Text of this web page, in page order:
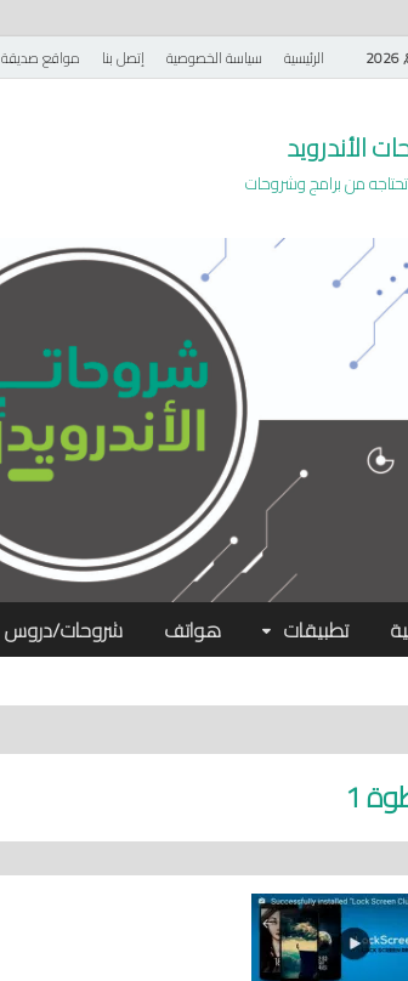
الرئيسية سياسة الخصوصية إتصل بنا مواقع صديقة
الأندرويد
من برامج وشروحات
تطبيقات هواتف شروحات/دروس
1